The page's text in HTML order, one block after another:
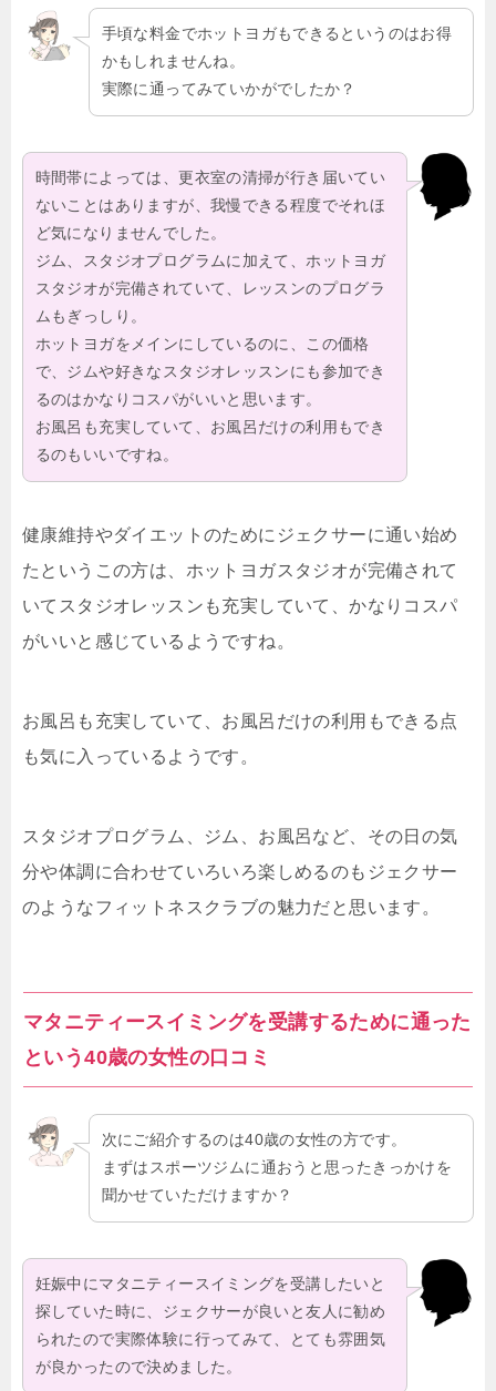
手頃な料金でホットヨガもできるというのはお得
かもしれませんね。
実際に通ってみていかがでしたか？
時間帯によっては、更衣室の清掃が行き届いてい
ないことはありますが、我慢できる程度でそれほ
ど気になりませんでした。
ジム、スタジオプログラムに加えて、ホットヨガ
スタジオが完備されていて、レッスンのプログラ
ムもぎっしり。
ホットヨガをメインにしているのに、この価格
で、ジムや好きなスタジオレッスンにも参加でき
るのはかなりコスパがいいと思います。
お風呂も充実していて、お風呂だけの利用もでき
るのもいいですね。
健康維持やダイエットのためにジェクサーに通い始め
たというこの方は、ホットヨガスタジオが完備されて
いてスタジオレッスンも充実していて、かなりコスパ
がいいと感じているようですね。
お風呂も充実していて、お風呂だけの利用もできる点
も気に入っているようです。
スタジオプログラム、ジム、お風呂など、その日の気
分や体調に合わせていろいろ楽しめるのもジェクサー
のようなフィットネスクラブの魅力だと思います。
マタニティースイミングを受講するために通った
という40歳の女性の口コミ
次にご紹介するのは40歳の女性の方です。
まずはスポーツジムに通おうと思ったきっかけを
聞かせていただけますか？
妊娠中にマタニティースイミングを受講したいと
探していた時に、ジェクサーが良いと友人に勧め
られたので実際体験に行ってみて、とても雰囲気
が良かったので決めました。